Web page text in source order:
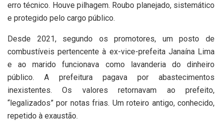
erro técnico. Houve pilhagem. Roubo planejado, sistemático
e protegido pelo cargo público.
Desde 2021, segundo os promotores, um posto de
combustíveis pertencente à ex-vice-prefeita Janaína Lima
e ao marido funcionava como lavanderia do dinheiro
público. A prefeitura pagava por abastecimentos
inexistentes. Os valores retornavam ao prefeito,
“legalizados” por notas frias. Um roteiro antigo, conhecido,
repetido à exaustão.